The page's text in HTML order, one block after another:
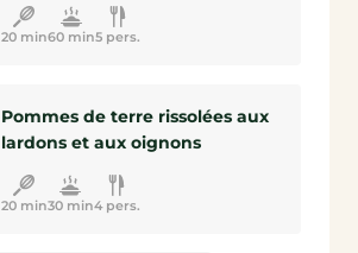
20 min60 min5 pers.
Pommes de terre rissolées aux
lardons et aux oignons
20 min30 min4 pers.